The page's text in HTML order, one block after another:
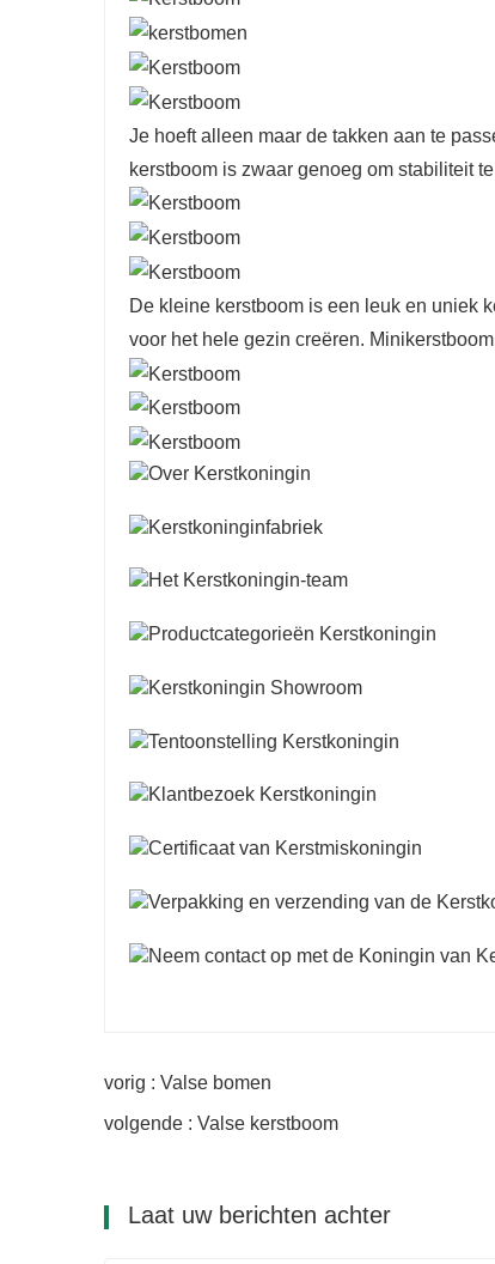
Je hoeft alleen maar de takken aan te
kerstboom is zwaar genoeg om stabiliteit
De kleine kerstboom is een leuk en uniek
voor het hele gezin creëren.
vorig : Valse bomen
volgende : Valse kerstboom
Laat uw berichten achter